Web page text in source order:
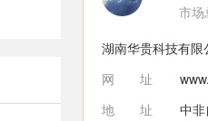
市场
湖南华贵科技有限
网址
地址
中